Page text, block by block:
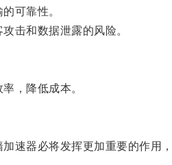
可靠性。
击和数据泄露的风险。
，降低成本。
器必将发挥更加重要的作用，